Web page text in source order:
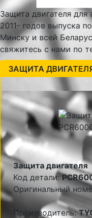
Защита двигателя
2011- годов выпуска
Минску и всей
свяжитесь с нами по
ЗАЩИТА
Защита двигателя
Код детали:
Оригинальный
Производитель: